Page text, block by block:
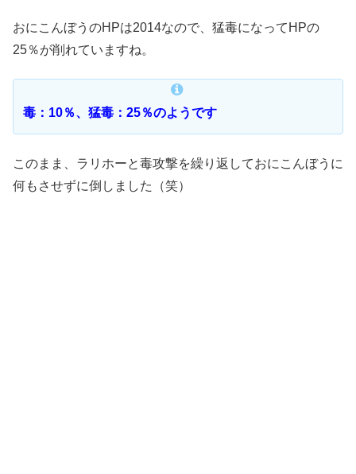
おにこんぼうのHPは2014なので、猛毒になってHPの
25％が削れていますね。
毒：10％、猛毒：25％のようです
このまま、ラリホーと毒攻撃を繰り返しておにこんぼうに
何もさせずに倒しました（笑）